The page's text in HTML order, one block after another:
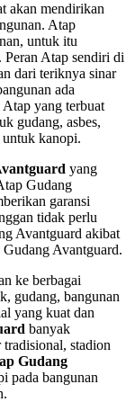
akan mendirikan
Atap
untuk itu
Atap sendiri di
dari teriknya sinar
ada
Atap yang terbuat
gudang, asbes,
kanopi.
yang
Gudang
garansi
tidak perlu
Avantguard akibat
Avantguard.
ke berbagai
gudang, bangunan
yang kuat dan
banyak
stadion
Gudang
pada bangunan